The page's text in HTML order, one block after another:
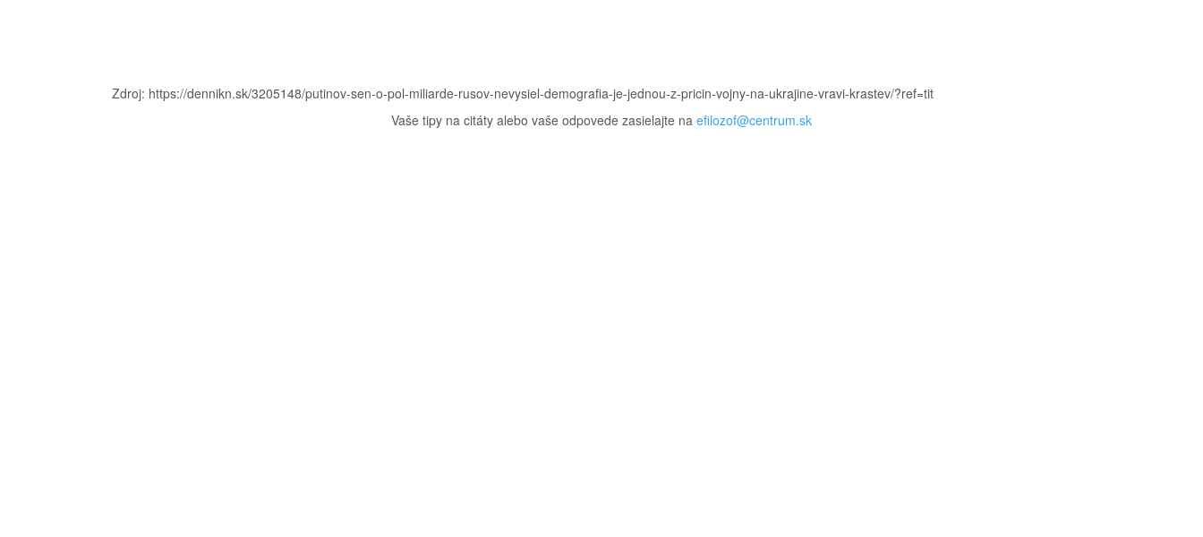
Zdroj: https://dennikn.sk/3205148/putinov-sen-o-pol-miliarde-rusov-nevysiel-demografia-je-jednou-z-pricin-vojny-na-ukrajine-vravi-krastev/?ref=tit
Vaše tipy na citáty alebo vaše odpovede zasielajte na efilozof@centrum.sk